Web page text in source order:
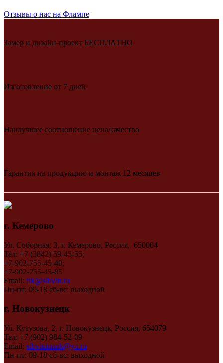
Отзывы о нас на Флампе
Замер и дизайн-проект БЕСПЛАТНО
Изготовление от 7 дней
Наилучшее соотношение цена/качество
Гарантия на продукцию и монтаж 12 месяцев
г. Кемерово
Ул. Соборная, 3, г. Кемерово, Россия, 650004
Тел: +7 (3842) 59-45-55;
+7-902-755-45-40;
+7-902-755-45-85
Email: ftk@sibvitr.ru
Пн-пт: 09-18 сб-вс: выходной
г. Новокузнецк
Ул. Кутузова, 2, г. Новокузнецк, Россия, 654079
Тел: +7 (902) 984-52-09
Email: sibvitrinank@ya.ru
Пн-пт: 09-18 сб-вс: выходной